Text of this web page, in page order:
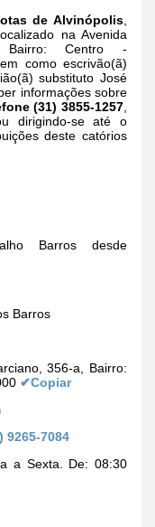
de Alvinópolis
na Avenida
Bairro: Centro -
como escrivão(ã)
substituto José
informações sobre
(31) 3855-1257
dirigindo-se até o
deste catórios
Barros desde
Barros
356-a, Bairro:
✔Copiar
9265-7084
a Sexta. De: 08:30